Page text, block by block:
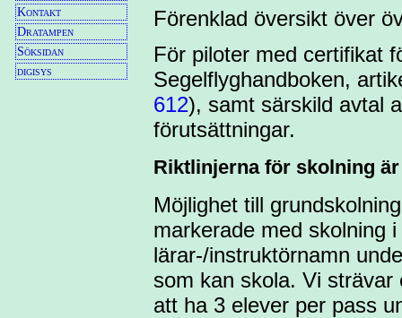
Kontakt
Dratampen
Söksidan
digisys
Förenklad översikt över
För piloter med certifikat
Segelflyghandboken,
612), samt särskild avtal
förutsättningar.
Riktlinjerna för skolning
Möjlighet till
markerade med skolning i
lärar-/instruktörnamn
som kan skola. Vi
att ha 3 elever per pass